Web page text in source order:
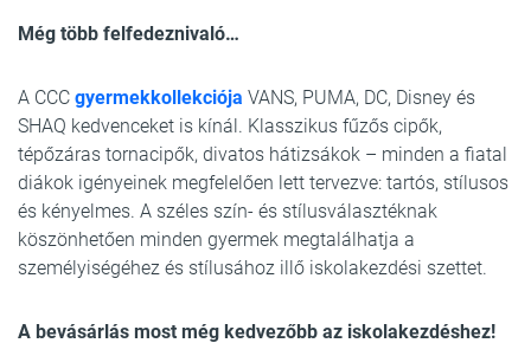
Még több felfedeznivaló…
A CCC gyermekkollekciója VANS, PUMA, DC, Disney és
SHAQ kedvenceket is kínál. Klasszikus fűzős cipők,
tépőzáras tornacipők, divatos hátizsákok – minden a fiatal
diákok igényeinek megfelelően lett tervezve: tartós, stílusos
és kényelmes. A széles szín- és stílusválasztéknak
köszönhetően minden gyermek megtalálhatja a
személyiségéhez és stílusához illő iskolakezdési szettet.
A bevásárlás most még kedvezőbb az iskolakezdéshez!